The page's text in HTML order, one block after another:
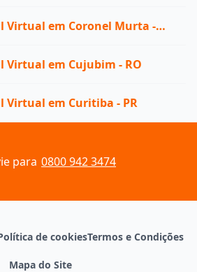
Virtual em Coronel Murta -
Virtual em Cujubim - RO
Virtual em Curitiba - PR
para 0800 942 3474
de cookiesTermos e Condições
Mapa do Site